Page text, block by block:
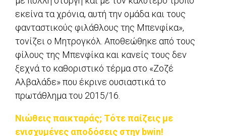
εκείνα τα χρόνια, αυτή την ομάδα και τους
φανταστικούς φιλάθλους της Μπενφίκα»,
τονίζει ο Μητρογκόλ. Αποθεώθηκε από τους
φίλους της Μπενφίκα και κανείς τους δεν
ξεχνά το καθοριστικό τέρμα στο «Ζοζέ
Αλβαλάδε» που έκρινε ουσιαστικά το
πρωτάθλημα του 2015/16.
Νιώθεις παικταράς; Τότε παίζεις με
ενισχυμένες αποδόσεις στην bwin!